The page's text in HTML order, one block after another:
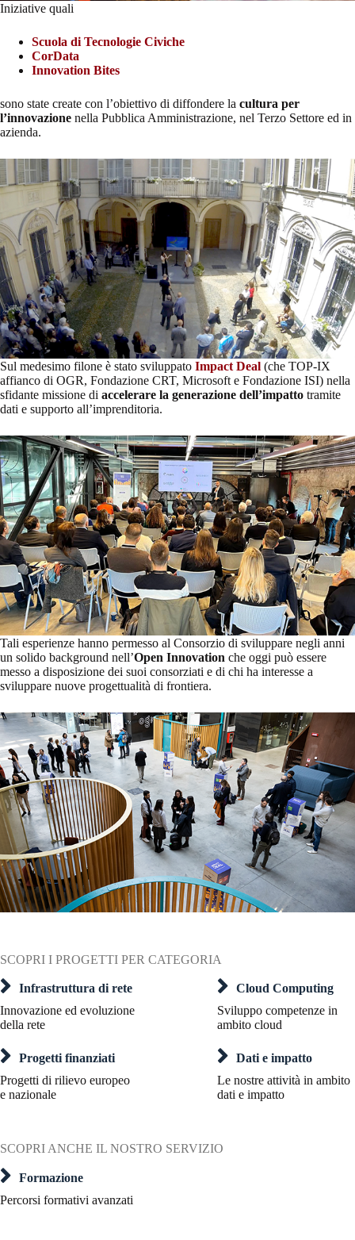
Iniziative quali
Scuola di Tecnologie Civiche
CorData
Innovation Bites
sono state create con l’obiettivo di diffondere la cultura per
l’innovazione nella Pubblica Amministrazione, nel Terzo Settore ed in
azienda.
Sul medesimo filone è stato sviluppato Impact Deal (che TOP-IX
affianco di OGR, Fondazione CRT, Microsoft e Fondazione ISI) nella
sfidante missione di accelerare la generazione dell’impatto tramite
dati e supporto all’imprenditoria.
Tali esperienze hanno permesso al Consorzio di sviluppare negli anni
un solido background nell’Open Innovation che oggi può essere
messo a disposizione dei suoi consorziati e di chi ha interesse a
sviluppare nuove progettualità di frontiera.
SCOPRI I PROGETTI PER CATEGORIA
Infrastruttura di rete
Innovazione ed evoluzione
della rete
Cloud Computing
Sviluppo competenze in
ambito cloud
Progetti finanziati
Progetti di rilievo europeo
e nazionale
Dati e impatto
Le nostre attività in ambito
dati e impatto
SCOPRI ANCHE IL NOSTRO SERVIZIO
Formazione
Percorsi formativi avanzati